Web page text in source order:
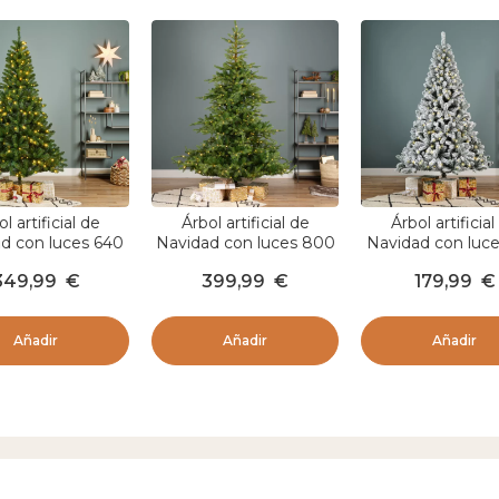
artificial de
con luces 640
Verde abeto
€
Añadir
Árbol artificial de
Navidad con luces 800
Glorious Verde abeto
399,99 €
Añadir
Árbol artificial
Navidad con
Verde nevado
179,99 €
Añadir